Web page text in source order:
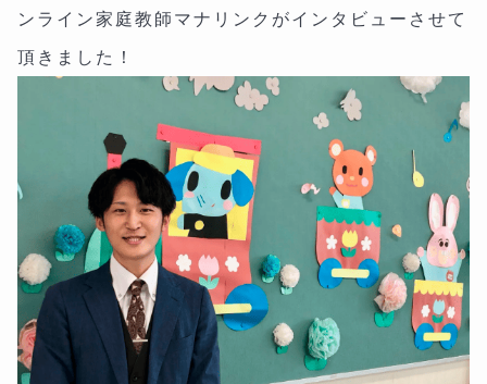
ンライン家庭教師マナリンクがインタビューさせて
頂きました！